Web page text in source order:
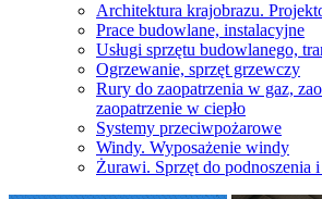
Architektura krajobrazu.
Prace budowlane, instalacyjne
Usługi sprzętu budowlanego,
Ogrzewanie, sprzęt grzewczy
Rury do zaopatrzenia w gaz,
zaopatrzenie w ciepło
Systemy przeciwpożarowe
Windy. Wyposażenie windy
Żurawi. Sprzęt do podnoszenia